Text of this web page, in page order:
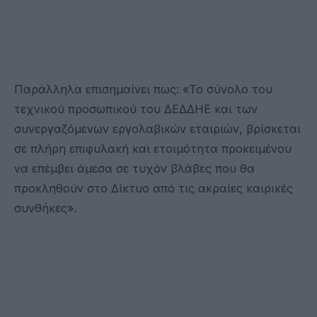
Παράλληλα επισημαίνει πως: «Το σύνολο του
τεχνικού προσωπικού του ΔΕΔΔΗΕ και των
συνεργαζόμενων εργολαβικών εταιριών, βρίσκεται
σε πλήρη επιφυλακή και ετοιμότητα προκειμένου
να επέμβει άμεσα σε τυχόν βλάβες που θα
προκληθούν στο Δίκτυο από τις ακραίες καιρικές
συνθήκες».